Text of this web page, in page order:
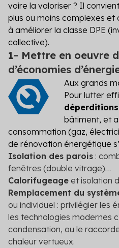
voire la valoriser ? Il
plus ou moins complexes et
à améliorer la classe DPE
collective).
1- Mettre en oeuvre
d’économies
Aux grands
Pour lutter
bâtiment, et
consommation (gaz,
de rénovation énergétique
Isolation des parois :
fenêtres (double vitrage)…
Calorifugeage et isolation
Remplacement du
ou individuel : privilégier les
les technologies modernes
condensation, ou le
chaleur vertueux.